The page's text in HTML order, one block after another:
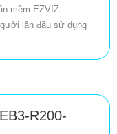
mềm EZVIZ
lần đầu sử dụng
R200-